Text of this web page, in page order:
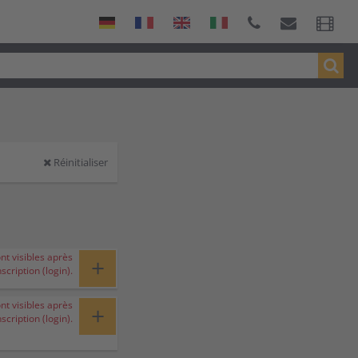
Réinitialiser
visibles après
(login).
+
visibles après
(login).
+